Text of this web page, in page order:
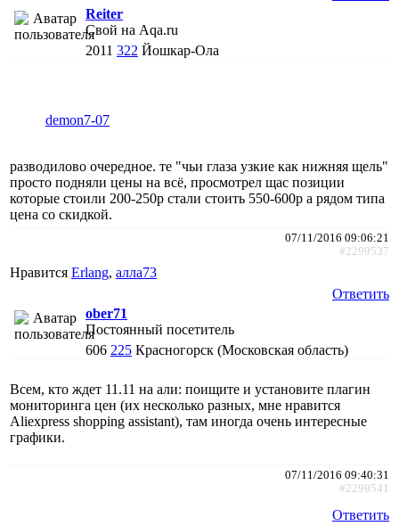
Reiter
Свой на Aqa.ru
2011 322 Йошкар-Ола
demon7-07
разводилово очередное. те "чьи глаза узкие как нижняя щель"
просто подняли цены на всё, просмотрел щас позиции
которые стоили 200-250р стали стоить 550-600р а рядом типа
цена со скидкой.
07/11/2016 09:06:21
#2299537
Нравится Erlang, алла73
Ответить
ober71
Постоянный посетитель
606 225 Красногорск (Московская область)
Всем, кто ждет 11.11 на али: поищите и установите плагин
мониторинга цен (их несколько разных, мне нравится
Aliexpress shopping assistant), там иногда очень интересные
графики.
07/11/2016 09:40:31
#2299541
Ответить